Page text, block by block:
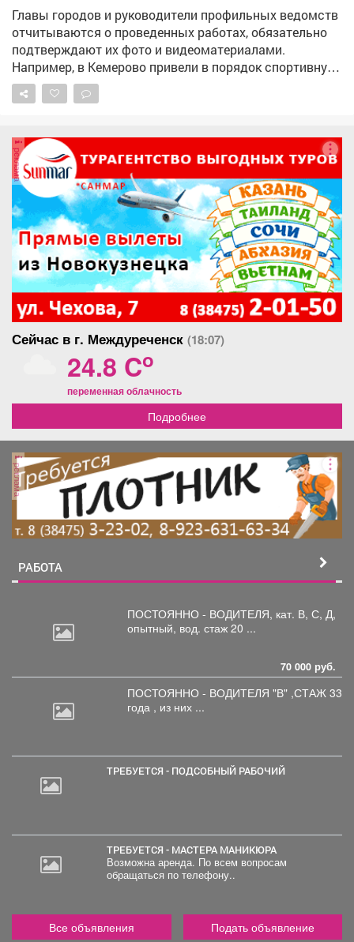
Главы городов и руководители профильных ведомств
отчитываются о проведенных работах, обязательно
подтверждают их фото и видеоматериалами.
Например, в Кемерово привели в порядок спортивную
площадку на Притомской набережной. Обновили
лавочки, заменили сетки на кольцах и воротах,
Возьму мяч и с сыном дойду до площадки. Проверим
лично. По обращению жителя села Глубокое начали
установку комплекса фотовидеофиксации на трассе
Новосибирск - Ленинск-Кузнецкий - Кемерово - Юрга.
Некоторые водители там нарушают, люди боятся за
детей. Специалисты уже готовят фундамент под
опорную конструкцию. В Березовском ликвидировали
несанкционированную свалку в районе Мариинского
поворота. Вывезли 40 тонн мусора, очистили участок
и привели его в порядок. Спасибо за ваши
комментарии. Они очень помогают нам делать
Кузбасс лучше.
реклама
Сейчас в г. Междуреченск (18:07)
24.8 Co
переменная облачность
Подробнее
реклама
РАБОТА
ПОСТОЯННО - ВОДИТЕЛЯ, кат. В, С, Д,
опытный, вод. стаж 20 ...
70 000 руб.
ПОСТОЯННО - ВОДИТЕЛЯ "В" ,СТАЖ 33
года , из них ...
ТРЕБУЕТСЯ - ПОДСОБНЫЙ РАБОЧИЙ
ТРЕБУЕТСЯ - МАСТЕРА МАНИКЮРА
Возможна аренда. По всем вопросам
обращаться по телефону..
Все объявления Подать объявление